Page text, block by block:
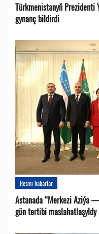
Türkmenistanyň Prezidenti
gynanç bildirdi
Resmi habarlar
Astanada “Merkezi Aziýa
gün tertibi maslahatlaşyldy